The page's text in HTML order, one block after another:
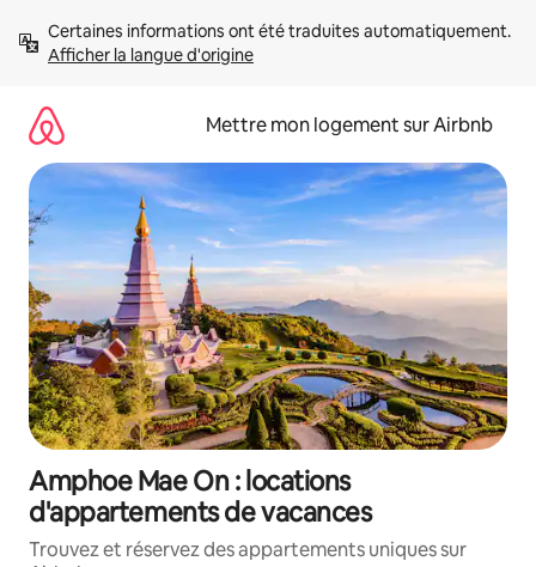
directement
Afficher la langue d'origine
Mettre mon logement sur Airbnb
Amphoe Mae On : locations
d'appartements de vacances
Trouvez et réservez des appartements uniques sur